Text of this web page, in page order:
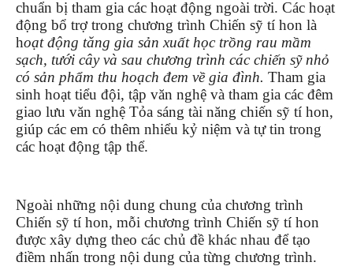
chuẩn bị tham gia các hoạt động ngoài trời. Các hoạt
động bổ trợ trong chương trình Chiến sỹ tí hon là
hoạt động tăng gia sản xuất học trồng rau mầm
sạch, tưới cây và sau chương trình các chiến sỹ nhỏ
có sản phẩm thu hoạch đem về gia đình. Tham gia
sinh hoạt tiểu đội, tập văn nghệ và tham gia các đêm
giao lưu văn nghệ Tỏa sáng tài năng chiến sỹ tí hon,
giúp các em có thêm nhiểu kỷ niệm và tự tin trong
các hoạt động tập thể.
Ngoài những nội dung chung của chương trình
Chiến sỹ tí hon, mỗi chương trình Chiến sỹ tí hon
được xây dựng theo các chủ đề khác nhau để tạo
điềm nhấn trong nội dung của từng chương trình.